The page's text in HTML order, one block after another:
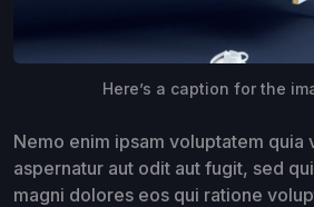
Here’s a caption for the
Nemo enim ipsam voluptatem quia
aspernatur aut odit aut fugit, sed
magni dolores eos qui ratione